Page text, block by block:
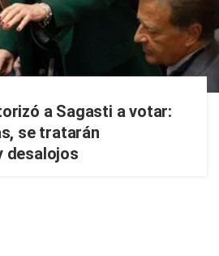
a Sagasti a votar:
se tratarán
desalojos